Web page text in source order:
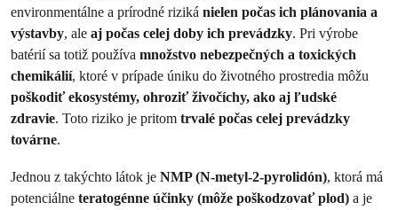
environmentálne a prírodné riziká nielen počas ich plánovania a
výstavby, ale aj počas celej doby ich prevádzky. Pri výrobe
batérií sa totiž používa množstvo nebezpečných a toxických
chemikálií, ktoré v prípade úniku do životného prostredia môžu
poškodiť ekosystémy, ohroziť živočíchy, ako aj ľudské
zdravie. Toto riziko je pritom trvalé počas celej prevádzky
továrne.
Jednou z takýchto látok je NMP (N-metyl-2-pyrolidón), ktorá má
potenciálne teratogénne účinky (môže poškodzovať plod) a je